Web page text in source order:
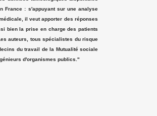
France : s'appuyant sur une analyse
il veut apporter des réponses
bien la prise en charge des patients
auteurs, tous spécialistes du risque
du travail de la Mutualité sociale
d'organismes publics."